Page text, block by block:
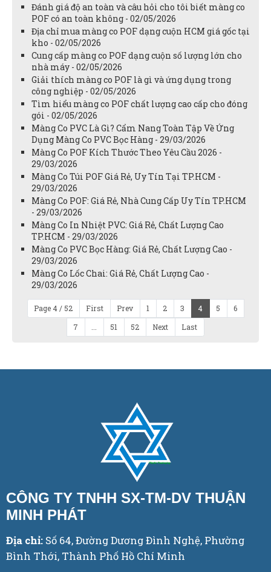
Đánh giá độ an toàn và câu hỏi cho tôi biết màng co
POF có an toàn không - 02/05/2026
Địa chỉ mua màng co POF dạng cuộn HCM giá gốc tại
kho - 02/05/2026
Cung cấp màng co POF dạng cuộn số lượng lớn cho
nhà máy - 02/05/2026
Giải thích màng co POF là gì và ứng dụng trong
công nghiệp - 02/05/2026
Tìm hiểu màng co POF chất lượng cao cấp cho đóng
gói - 02/05/2026
Màng Co PVC Là Gì? Cẩm Nang Toàn Tập Về Ứng
Dụng Màng Co PVC Bọc Hàng - 29/03/2026
Màng Co POF Kích Thước Theo Yêu Cầu 2026 -
29/03/2026
Màng Co Túi POF Giá Rẻ, Uy Tín Tại TP.HCM -
29/03/2026
Màng Co POF: Giá Rẻ, Nhà Cung Cấp Uy Tín TP.HCM
- 29/03/2026
Màng Co In Nhiệt PVC: Giá Rẻ, Chất Lượng Cao
TP.HCM - 29/03/2026
Màng Co PVC Bọc Hàng: Giá Rẻ, Chất Lượng Cao -
29/03/2026
Màng Co Lốc Chai: Giá Rẻ, Chất Lượng Cao -
29/03/2026
Page 4 / 52 First Prev 1 2 3 4 5
6
7
51 52 Next Last
CÔNG TY TNHH SX-TM-DV THUẬN
MINH PHÁT
Địa chỉ: Số 64, Đường Dương Đình Nghệ, Phường
Bình Thới, Thành Phố Hồ Chí Minh